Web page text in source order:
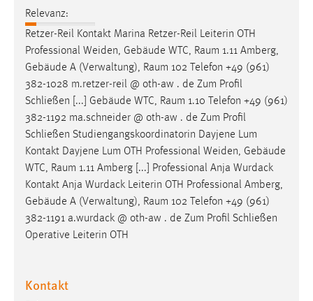
Relevanz:
Retzer-Reil Kontakt Marina Retzer-Reil Leiterin OTH
Professional Weiden, Gebäude WTC, Raum 1.11 Amberg,
Gebäude A (Verwaltung), Raum 102 Telefon +49 (961)
382-1028 m.retzer-reil @ oth-aw . de Zum Profil
Schließen [...] Gebäude WTC, Raum 1.10 Telefon +49 (961)
382-1192 ma.schneider @ oth-aw . de Zum Profil
Schließen Studiengangskoordinatorin Dayjene Lum
Kontakt Dayjene Lum OTH Professional Weiden, Gebäude
WTC, Raum 1.11 Amberg [...] Professional Anja Wurdack
Kontakt Anja Wurdack Leiterin OTH Professional Amberg,
Gebäude A (Verwaltung), Raum 102 Telefon +49 (961)
382-1191 a.wurdack @ oth-aw . de Zum Profil Schließen
Operative Leiterin OTH
Kontakt